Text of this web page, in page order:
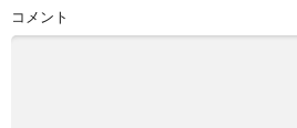
コメント